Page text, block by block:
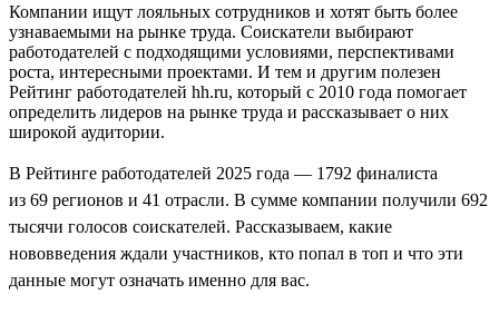
Компании ищут лояльных сотрудников и хотят быть более
узнаваемыми на рынке труда. Соискатели выбирают
работодателей с подходящими условиями, перспективами
роста, интересными проектами. И тем и другим полезен
Рейтинг работодателей hh.ru, который с 2010 года помогает
определить лидеров на рынке труда и рассказывает о них
широкой аудитории.
В Рейтинге работодателей 2025 года — 1792 финалиста
из 69 регионов и 41 отрасли. В сумме компании получили 692
тысячи голосов соискателей. Рассказываем, какие
нововведения ждали участников, кто попал в топ и что эти
данные могут означать именно для вас.